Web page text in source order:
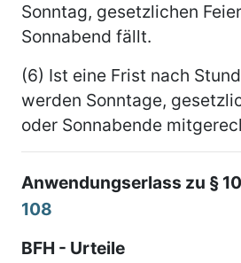
Sonntag, gesetzlichen
Sonnabend fällt.
(6) Ist eine Frist nach
werden Sonntage,
oder Sonnabende
Anwendungserlass zu §
108
BFH - Urteile